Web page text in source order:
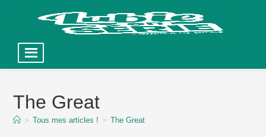
The Great
> Tous mes articles ! > The Great